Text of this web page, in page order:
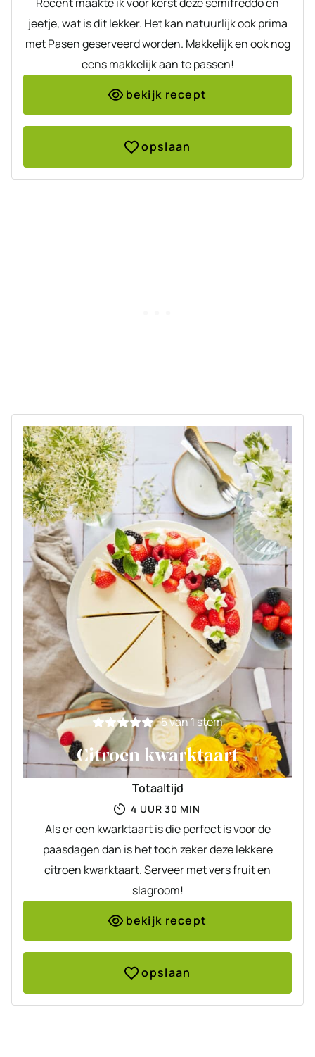
jeetje, wat is dit lekker. Het kan natuurlijk ook prima
met Pasen geserveerd worden. Makkelijk en ook nog
eens makkelijk aan te passen!
bekijk recept
opslaan
5van 1 stem
Citroen kwarktaart
Totaaltijd
4 UUR
UUR 30 MINUTEN
MIN
Als er een kwarktaart is die perfect is voor de
paasdagen dan is het toch zeker deze lekkere
citroen kwarktaart. Serveer met vers fruit en
slagroom!
bekijk recept
opslaan